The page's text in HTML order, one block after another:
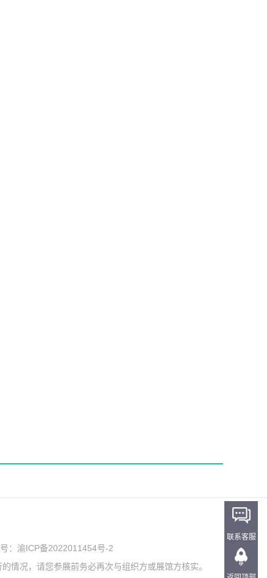
： 渝ICP备2022011454号-2
情况，请您参展前务必再次与组织方或展馆方核实。
联系客服